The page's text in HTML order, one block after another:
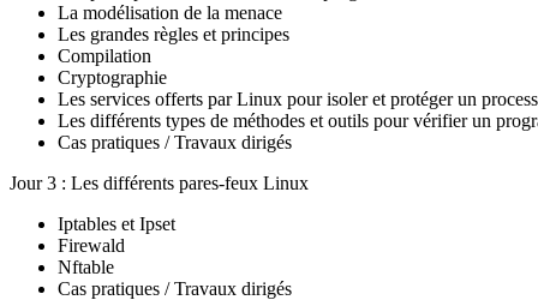
La modélisation de la menace
Les grandes règles et principes
Compilation
Cryptographie
Les services offerts par Linux pour isoler et protéger un
Les différents types de méthodes et outils pour vérifier un
Cas pratiques / Travaux dirigés
Jour 3 : Les différents pares-feux Linux
Iptables et Ipset
Firewald
Nftable
Cas pratiques / Travaux dirigés